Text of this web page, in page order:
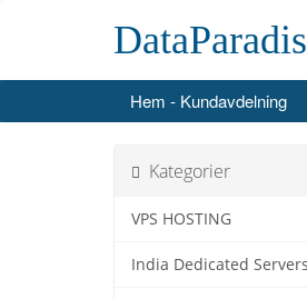
Hem - Kundavdelning
Kategorier
VPS HOSTING
India Dedicated Servers